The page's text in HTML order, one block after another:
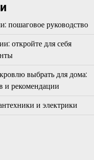
пошаговое руководство
откройте для себя
выбрать для дома:
и рекомендации
и электрики